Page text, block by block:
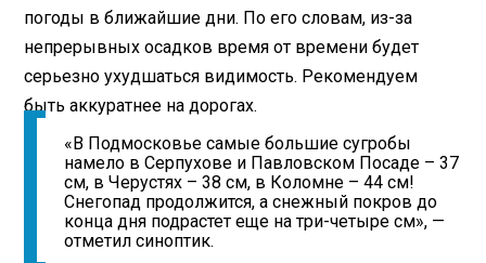
погоды в ближайшие дни. По его словам, из-за
непрерывных осадков время от времени будет
серьезно ухудшаться видимость. Рекомендуем
быть аккуратнее на дорогах.
«В Подмосковье самые большие сугробы
намело в Серпухове и Павловском Посаде – 37
см, в Черустях – 38 см, в Коломне – 44 см!
Снегопад продолжится, а снежный покров до
конца дня подрастет еще на три-четыре см», —
отметил синоптик.